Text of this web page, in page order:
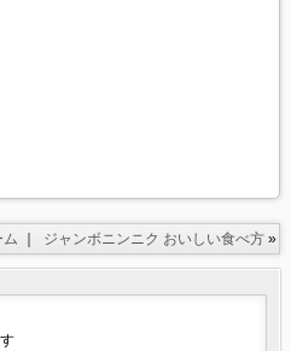
ム ジャンボニンニク おいしい食べ方 »